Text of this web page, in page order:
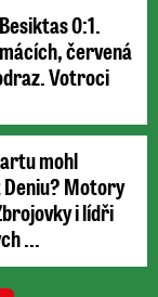
0:1.
červená
Votroci
mohl
Motory
i lídři
...